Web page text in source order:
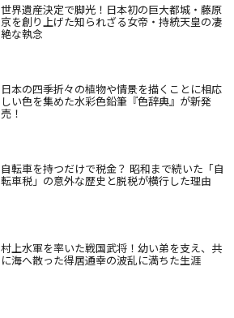
世界遺産決定で脚光！日本初の巨大都城・藤原
京を創り上げた知られざる女帝・持統天皇の凄
絶な執念
日本の四季折々の植物や情景を描くことに相応
しい色を集めた水彩色鉛筆『色辞典』が新発
売！
自転車を持つだけで税金？ 昭和まで続いた「自
転車税」の意外な歴史と脱税が横行した理由
村上水軍を率いた戦国武将！幼い弟を支え、共
に海へ散った得居通幸の波乱に満ちた生涯